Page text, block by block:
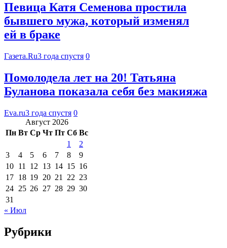
Певица Катя Семенова простила
бывшего мужа, который изменял
ей в браке
Газета.Ru3 года спустя 0
Помолодела лет на 20! Татьяна
Буланова показала себя без макияжа
Eva.ru3 года спустя 0
Август 2026
Пн Вт Ср Чт Пт Сб Вс
1
2
3
4 5 6 7 8
9
10 11 12 13 14 15 16
17 18 19 20 21 22 23
24 25 26 27 28 29 30
31
« Июл
Рубрики